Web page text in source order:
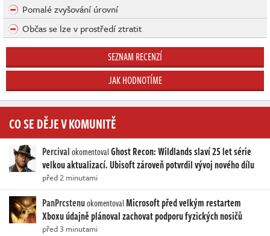
Pomalé zvyšování úrovní
Občas se lze v prostředí ztratit
SEZNAM RECENZÍ
JAK HODNOTÍME
CO SE DĚJE V KOMUNITĚ
PercivalokomentovalGhost Recon: Wildlands slaví 25 let série
velkou aktualizací. Ubisoft zároveň potvrdil vývoj nového dílu
před 2 minutami
PanPrcstenuokomentovalMicrosoft před velkým restartem
Xboxu údajně plánoval zachovat podporu fyzických nosičů
před 3 minutami